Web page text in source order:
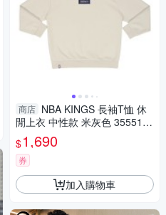
商店 NBA KINGS 長袖T恤 休
閒上衣 中性款 米灰色 3555102
4 11 noB80
$1,690
券
加入購物車